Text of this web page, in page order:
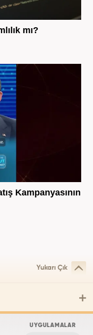
mı?
Kampanyasının
Yukarı Çık
UYGULAMALAR